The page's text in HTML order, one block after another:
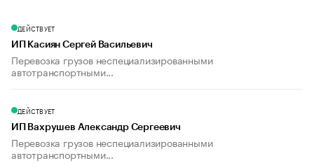
ДЕЙСТВУЕТ
ИП Касиян Сергей Васильевич
Перевозка грузов неспециализированными
автотранспортными...
ДЕЙСТВУЕТ
ИП Вахрушев Александр Сергеевич
Перевозка грузов неспециализированными
автотранспортными...